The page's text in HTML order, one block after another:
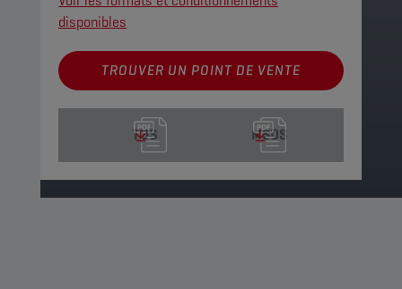
disponibles
TROUVER UN POINT DE VENTE
TDS MSDS